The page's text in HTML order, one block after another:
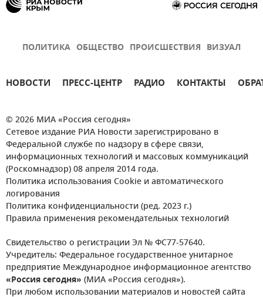
ПОЛИТИКА ОБЩЕСТВО ПРОИСШЕСТВИЯ ВИЗУАЛ
НОВОСТИ ПРЕСС-ЦЕНТР РАДИО КОНТАКТЫ
© 2026 МИА «Россия сегодня»
Сетевое издание РИА Новости зарегистрировано в
Федеральной службе по надзору в сфере связи,
информационных технологий и массовых коммуникаций
(Роскомнадзор) 08 апреля 2014 года.
Политика использования Cookie и автоматического
логирования
Политика конфиденциальности (ред. 2023 г.)
Правила применения рекомендательных технологий
Свидетельство о регистрации Эл № ФС77-57640.
Учредитель: Федеральное государственное унитарное
предприятие Международное информационное агентство
«Россия сегодня» (МИА «Россия сегодня»).
При любом использовании материалов и новостей сайта